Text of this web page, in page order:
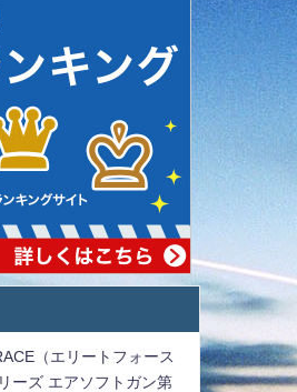
（エリートフォース
ーズ エアソフトガン第